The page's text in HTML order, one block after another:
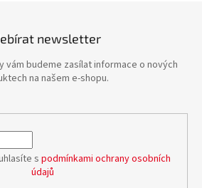
newsletter
vám budeme zasílat informace o nových
na našem e-shopu.
s podmínkami ochrany osobních
údajů